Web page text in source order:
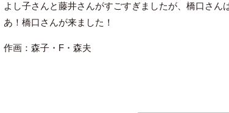
よし子さんと藤井さんがすごすぎましたが、橋口さん
あ！橋口さんが来ました！
作画：森子・F・森夫